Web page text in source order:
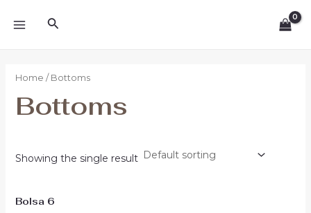
Search
Home / Bottoms
Bottoms
Showing the single result
Bolsa 6